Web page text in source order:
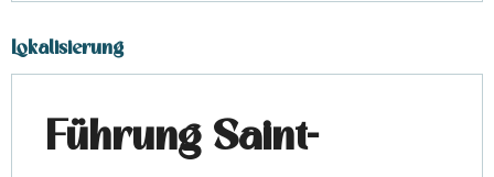
Lokalisierung
Führung Saint-